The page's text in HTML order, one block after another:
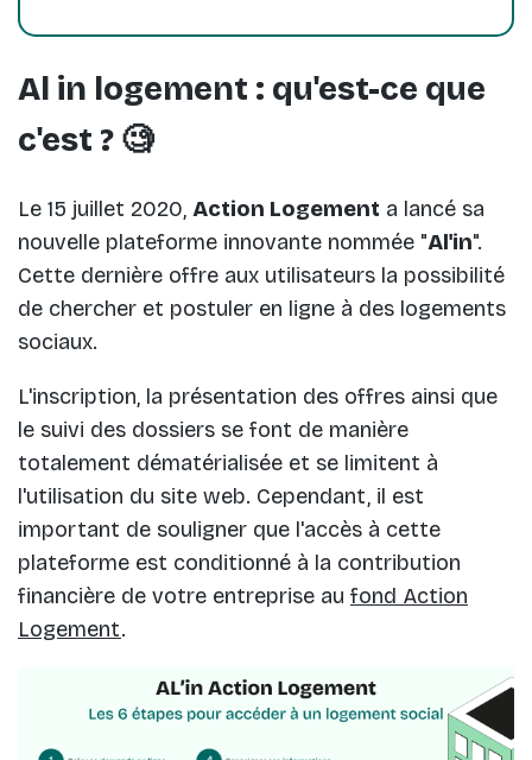
Al in logement : qu'est-ce que
c'est ? 🧐
Le 15 juillet 2020, Action Logement a lancé sa
nouvelle plateforme innovante nommée "Al'in".
Cette dernière offre aux utilisateurs la possibilité
de chercher et postuler en ligne à des logements
sociaux.
L'inscription, la présentation des offres ainsi que
le suivi des dossiers se font de manière
totalement dématérialisée et se limitent à
l'utilisation du site web. Cependant, il est
important de souligner que l'accès à cette
plateforme est conditionné à la contribution
financière de votre entreprise au fond Action
Logement.